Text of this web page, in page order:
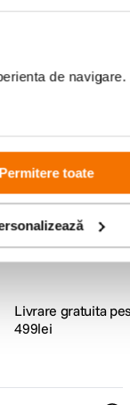
de
Permitere toate
utile,
Livrare gratuita
499lei